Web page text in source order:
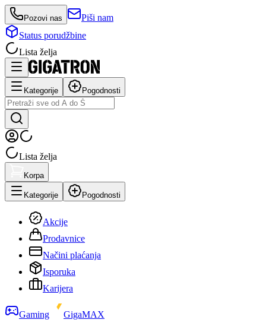
Pozovi nas
Piši nam
Status porudžbine
Lista želja
Kategorije Pogodnosti
Lista želja
Korpa
Kategorije Pogodnosti
Akcije
Prodavnice
Načini plaćanja
Isporuka
Karijera
Gaming
GigaMAX